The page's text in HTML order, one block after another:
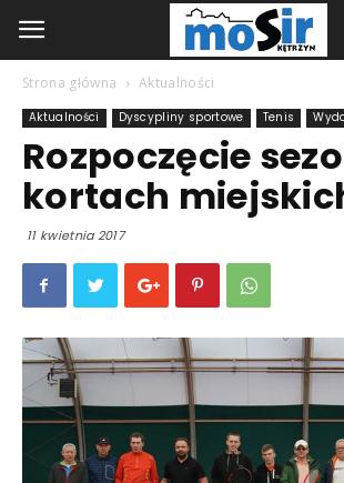
Strona główna Aktualności
Aktualności Dyscypliny sportowe Tenis
Rozpoczęcie
kortach
11 kwietnia 2017